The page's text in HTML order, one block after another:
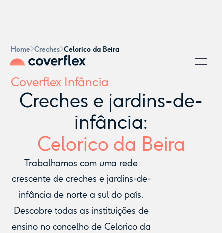
Home Creches Celorico da Beira
Coverflex Infância
Creches e jardins-de-
infância:
Celorico da Beira
Trabalhamos com uma rede
crescente de creches e jardins-de-
infância de norte a sul do país.
Descobre todas as instituições de
ensino no concelho de Celorico da